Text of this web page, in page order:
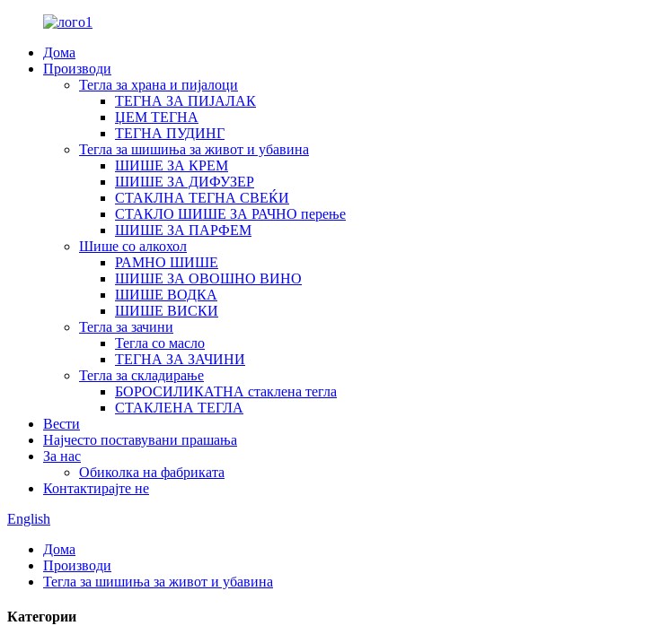
Дома
Производи
Тегла за храна и пијалоци
ТЕГНА ЗА ПИЈАЛАК
ЏЕМ ТЕГНА
ТЕГНА ПУДИНГ
Тегла за шишиња за живот и убавина
ШИШЕ ЗА КРЕМ
ШИШЕ ЗА ДИФУЗЕР
СТАКЛНА ТЕГНА СВЕЌИ
СТАКЛО ШИШЕ ЗА РАЧНО перење
ШИШЕ ЗА ПАРФЕМ
Шише со алкохол
РАМНО ШИШЕ
ШИШЕ ЗА ОВОШНО ВИНО
ШИШЕ ВОДКА
ШИШЕ ВИСКИ
Тегла за зачини
Тегла со масло
ТЕГНА ЗА ЗАЧИНИ
Тегла за складирање
БОРОСИЛИКАТНА стаклена тегла
СТАКЛЕНА ТЕГЛА
Вести
Најчесто поставувани прашања
За нас
Обиколка на фабриката
Контактирајте не
English
Дома
Производи
Тегла за шишиња за живот и убавина
Категории